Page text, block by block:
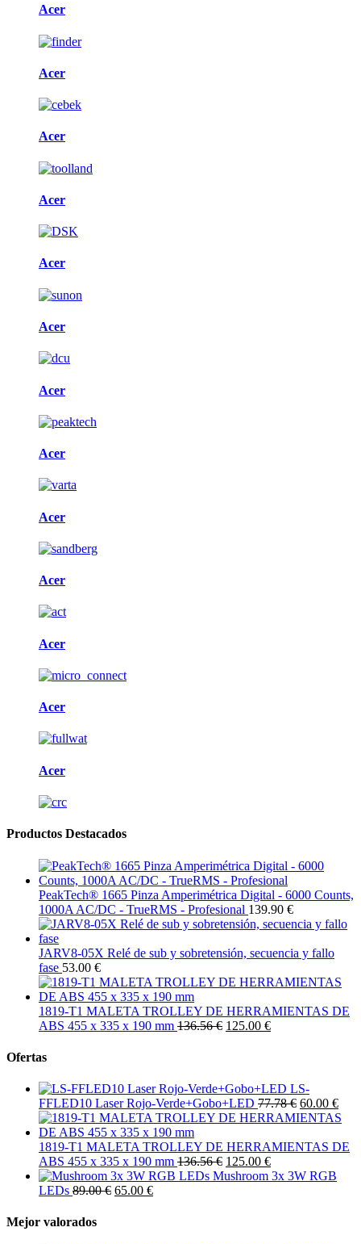
Acer
Acer
Acer
Acer
Acer
Acer
Acer
Acer
Acer
Acer
Acer
Acer
Acer
Productos Destacados
PeakTech® 1665 Pinza Amperimétrica Digital - 6000 Counts,
1000A AC/DC - TrueRMS - Profesional 139.90 €
JARV8-05X Relé de sub y sobretensión, secuencia y fallo
fase 53.00 €
1819-T1 MALETA TROLLEY DE HERRAMIENTAS DE
ABS 455 x 335 x 190 mm 136.56 € 125.00 €
Ofertas
LS-
FFLED10 Laser Rojo-Verde+Gobo+LED 77.78 € 60.00 €
1819-T1 MALETA TROLLEY DE HERRAMIENTAS DE
ABS 455 x 335 x 190 mm 136.56 € 125.00 €
Mushroom 3x 3W RGB
LEDs 89.00 € 65.00 €
Mejor valorados